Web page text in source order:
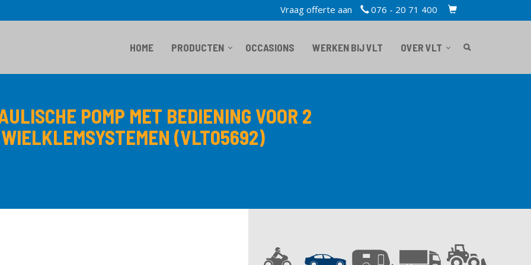
TOPBAR
Vraag offerte aan 076 - 20 71 400
CART
HOME PRODUCTEN OCCASIONS WERKEN BIJ VLT OVER VLT
POMP MET BEDIENING VOOR 2
WIELKLEMSYSTEMEN (VLT05692)